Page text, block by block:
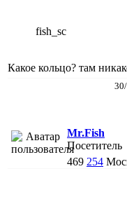
fish_sc
Какое кольцо? там
Mr.Fish
Посетитель
469 254